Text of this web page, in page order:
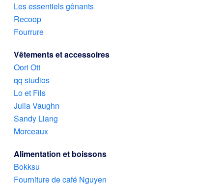
Les essentiels gênants
Recoop
Fourrure
Vêtements et accessoires
Oori Ott
qq studios
Lo et Fils
Julia Vaughn
Sandy Liang
Morceaux
Alimentation et boissons
Bokksu
Fourniture de café Nguyen